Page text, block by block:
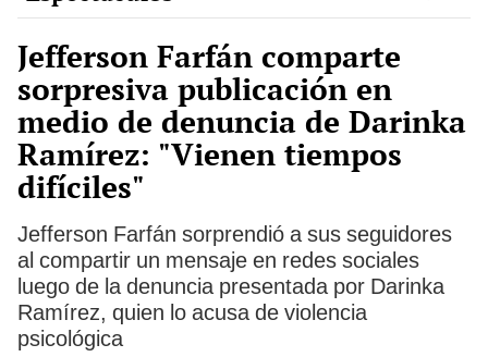
Jefferson Farfán comparte
sorpresiva publicación en
medio de denuncia de Darinka
Ramírez: "Vienen tiempos
difíciles"
Jefferson Farfán sorprendió a sus seguidores
al compartir un mensaje en redes sociales
luego de la denuncia presentada por Darinka
Ramírez, quien lo acusa de violencia
psicológica